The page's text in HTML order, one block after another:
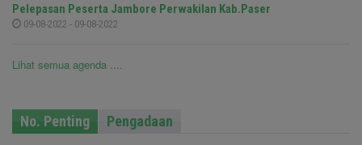
Pelepasan Peserta Jambore Perwakilan Kab.Paser
09-08-2022 - 09-08-2022
Lihat semua agenda ....
No. Penting Pengadaan